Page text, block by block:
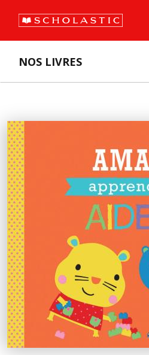
NOS LIVRES